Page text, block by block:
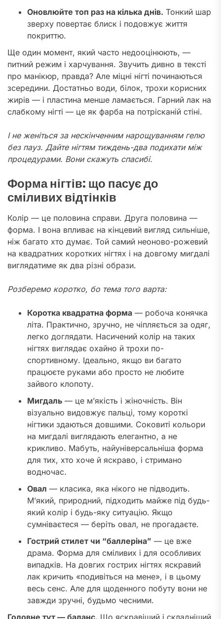
Оновлюйте топ раз на кілька днів. Тонкий шар
зверху повертає блиск і подовжує життя
покриттю.
Ще один момент, який часто недооцінюють, —
питний режим і харчування. Звучить дивно в тексті
про манікюр, правда? Але міцні нігті починаються
зсередини. Достатньо води, білок, трохи корисних
жирів — і пластина менше ламається. Гарний лак на
слабкому нігті — це як фарба на потрісканій стіні.
І не женіться за нескінченним нарощуванням гелю
без пауз. Дайте нігтям тиждень-два подихати між
процедурами. Вони скажуть спасибі.
Форма нігтів: що пасує до
сміливих відтінків
Колір — це половина справи. Друга половина —
форма. І вона впливає на кінцевий вигляд сильніше,
ніж багато хто думає. Той самий неоново-рожевий
на квадратних коротких нігтях і на довгому мигдалі
виглядатиме як два різні образи.
Розберемо коротко, бо тема того варта:
Коротка квадратна форма — робоча конячка
літа. Практично, зручно, не чіпляється за одяг,
легко доглядати. Насичений колір на таких
нігтях виглядає охайно й трохи по-
спортивному. Ідеально, якщо ви багато
працюєте руками або просто не любите
зайвого клопоту.
Мигдаль — це м’якість і жіночність. Він
візуально видовжує пальці, тому короткі
нігтики здаються довшими. Соковиті кольори
на мигдалі виглядають елегантно, а не
крикливо. Мабуть, найуніверсальніша форма
для тих, хто хоче й яскраво, і стримано
водночас.
Овал — класика, яка нікого не підводить.
М’який, природний, підходить майже під будь-
який колір і будь-яку ситуацію. Якщо
сумніваєтеся — беріть овал, не прогадаєте.
Гострий стилет чи “баллеріна” — це вже
драма. Форма для сміливих і для особливих
випадків. На довгих гострих нігтях яскравий
лак кричить «подивіться на мене», і в цьому
весь сенс. Але для щоденного побуту вони не
завжди зручні, будьмо чесними.
Головне тут — баланс. Що яскравіший і складніший